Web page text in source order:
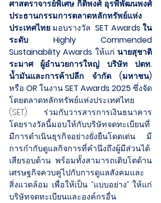
ศาสตราจารย์พิเศษ กิติพงศ์ อุรพีพัฒนพงศ์
ประธานกรรมการตลาดหลักทรัพย์แห่ง
ประเทศไทย มอบรางวัล SET Awards ใน
ระดับ Highly Commended
Sustainability Awards ให้แก่ นายสุชาติ
ระมาศ ผู้อำนวยการใหญ่ บริษัท ปตท.
หรือ OR ในงาน SET Awards 2025 ซึ่งจัด
โดยตลาดหลักทรัพย์แห่งประเทศไทย
(SET) ร่วมกับวารสารการเงินธนาคาร
โดยรางวัลนี้มอบให้กับบริษัทจดทะเบียนที่
มีการดำเนินธุรกิจอย่างยั่งยืนโดดเด่น มี
การกำกับดูแลกิจการที่คำนึงถึงผู้มีส่วนได้
เสียรอบด้าน พร้อมทั้งสามารถเติบโตด้าน
เศรษฐกิจควบคู่ไปกับการดูแลสังคมและ
สิ่งแวดล้อม เพื่อให้เป็น “แบบอย่าง” ให้แก่
บริษัทจดทะเบียนและองค์กรอื่น